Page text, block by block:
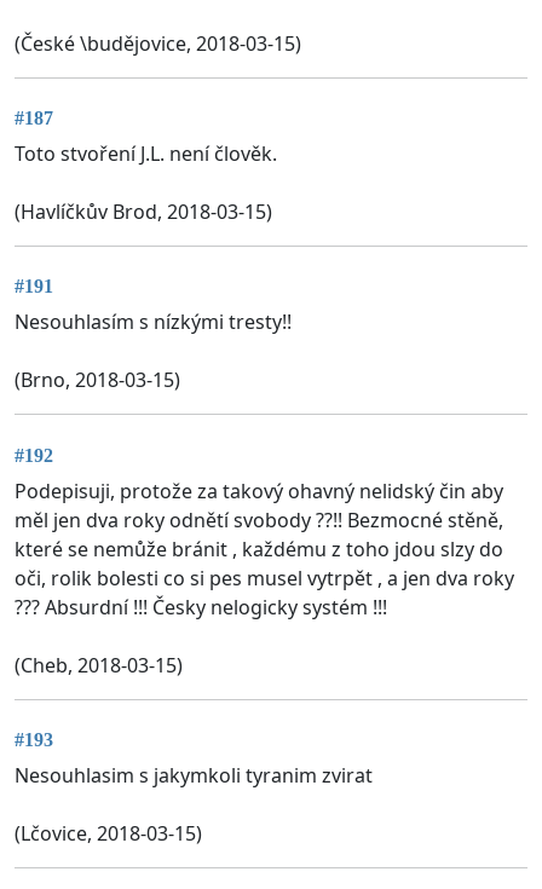
(České \budějovice, 2018-03-15)
#187
Toto stvoření J.L. není člověk.
(Havlíčkův Brod, 2018-03-15)
#191
Nesouhlasím s nízkými tresty!!
(Brno, 2018-03-15)
#192
Podepisuji, protože za takový ohavný nelidský čin aby
měl jen dva roky odnětí svobody ??!! Bezmocné stěně,
které se nemůže bránit , každému z toho jdou slzy do
oči, rolik bolesti co si pes musel vytrpět , a jen dva roky
??? Absurdní !!! Česky nelogicky systém !!!
(Cheb, 2018-03-15)
#193
Nesouhlasim s jakymkoli tyranim zvirat
(Lčovice, 2018-03-15)